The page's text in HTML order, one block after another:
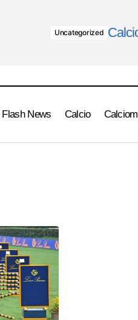
Uncategorized
Flash News Calcio